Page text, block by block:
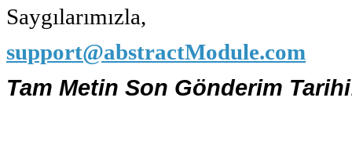
Saygılarımızla,
support@abstractModule.com
Tam Metin Son Gönderim